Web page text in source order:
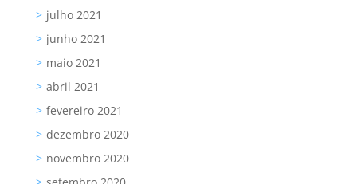
julho 2021
junho 2021
maio 2021
abril 2021
fevereiro 2021
dezembro 2020
novembro 2020